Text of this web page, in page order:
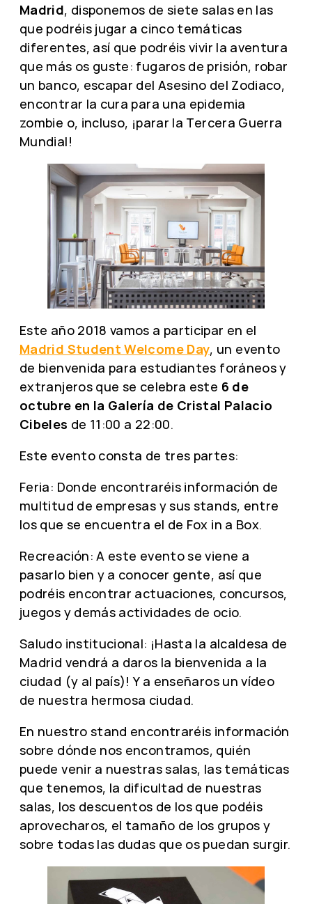
Madrid, disponemos de siete salas en las
que podréis jugar a cinco temáticas
diferentes, así que podréis vivir la aventura
que más os guste: fugaros de prisión, robar
un banco, escapar del Asesino del Zodiaco,
encontrar la cura para una epidemia
zombie o, incluso, ¡parar la Tercera Guerra
Mundial!
Este año 2018 vamos a participar en el
Madrid Student Welcome Day, un evento
de bienvenida para estudiantes foráneos y
extranjeros que se celebra este 6 de
octubre en la Galería de Cristal Palacio
Cibeles de 11:00 a 22:00.
Este evento consta de tres partes:
Feria: Donde encontraréis información de
multitud de empresas y sus stands, entre
los que se encuentra el de Fox in a Box.
Recreación: A este evento se viene a
pasarlo bien y a conocer gente, así que
podréis encontrar actuaciones, concursos,
juegos y demás actividades de ocio.
Saludo institucional: ¡Hasta la alcaldesa de
Madrid vendrá a daros la bienvenida a la
ciudad (y al país)! Y a enseñaros un vídeo
de nuestra hermosa ciudad.
En nuestro stand encontraréis información
sobre dónde nos encontramos, quién
puede venir a nuestras salas, las temáticas
que tenemos, la dificultad de nuestras
salas, los descuentos de los que podéis
aprovecharos, el tamaño de los grupos y
sobre todas las dudas que os puedan surgir.